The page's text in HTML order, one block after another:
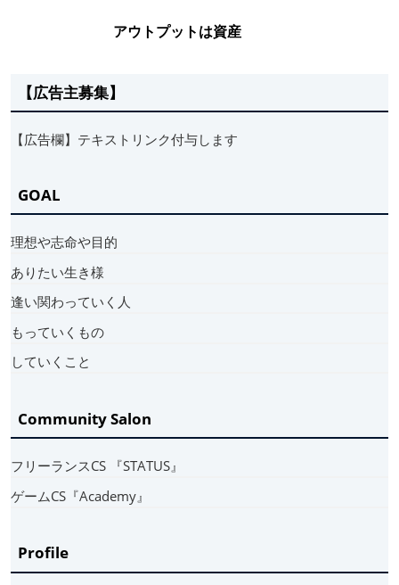
アウトプットは資産
【広告主募集】
【広告欄】テキストリンク付与します
GOAL
理想や志命や目的
ありたい生き様
逢い関わっていく人
もっていくもの
していくこと
Community Salon
フリーランスCS 『STATUS』
ゲームCS『Academy』
Profile